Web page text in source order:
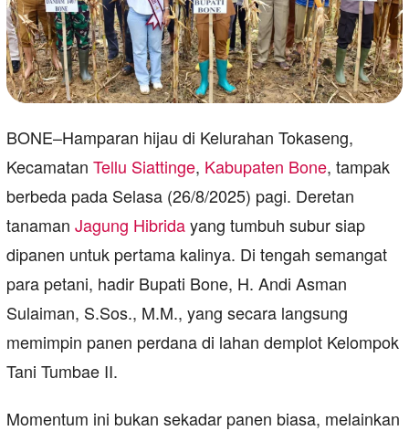
BONE–Hamparan hijau di Kelurahan Tokaseng,
Kecamatan Tellu Siattinge, Kabupaten Bone, tampak
berbeda pada Selasa (26/8/2025) pagi. Deretan
tanaman Jagung Hibridayang tumbuh subur siap
dipanen untuk pertama kalinya. Di tengah semangat
para petani, hadir Bupati Bone, H. Andi Asman
Sulaiman, S.Sos., M.M., yang secara langsung
memimpin panen perdana di lahan demplot Kelompok
Tani Tumbae II.
Momentum ini bukan sekadar panen biasa, melainkan